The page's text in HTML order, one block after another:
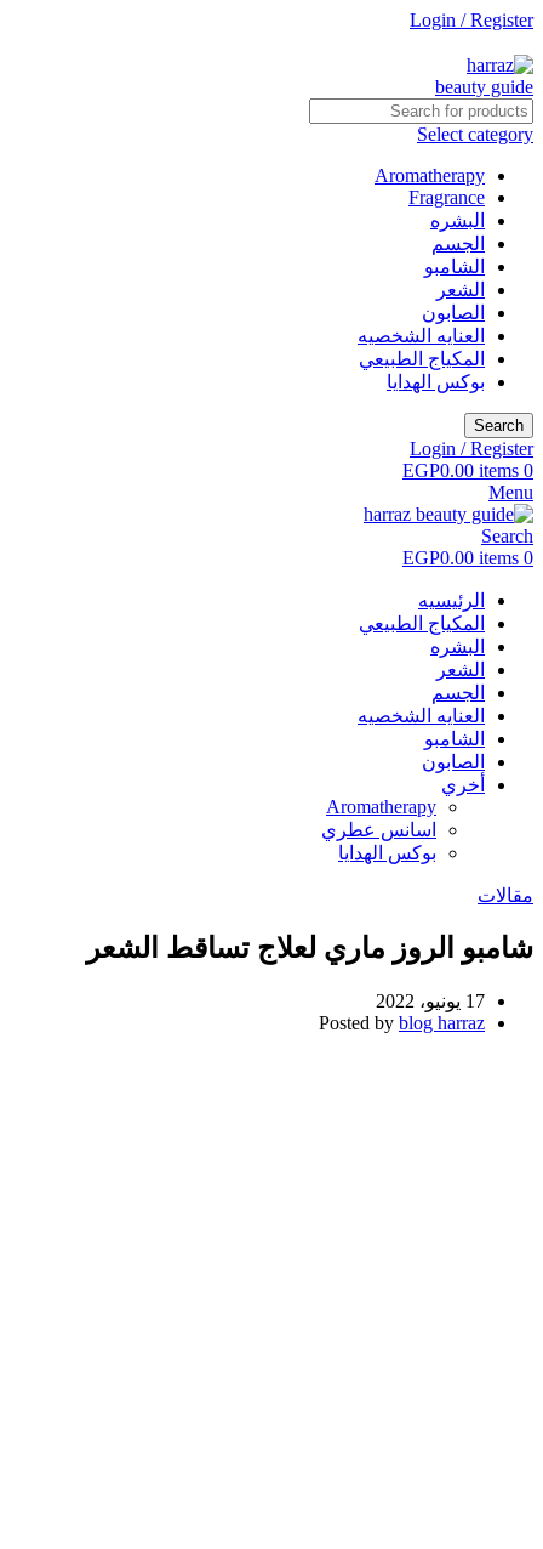
Login / Register
Select category
Aromatherapy
Fragrance
البشره
الجسم
الشامبو
الشعر
الصابون
العنايه الشخصيه
المكياج الطبيعي
بوكس الهدايا
Search
Login / Register
0
items
EGP0.00
Menu
Search
0
items
EGP0.00
الرئيسيه
المكياج الطبيعي
البشره
الشعر
الجسم
العنايه الشخصيه
الشامبو
الصابون
أخري
Aromatherapy
اسانس عطري
بوكس الهدايا
مقالات
شامبو الروز ماري لعلاج تساقط الشعر
17 يونيو، 2022
Posted by blog harraz